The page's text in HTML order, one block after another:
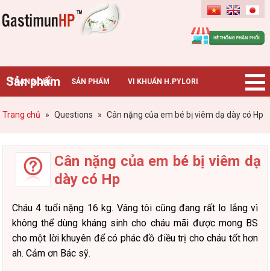
Gastimunhp
Sản phẩm
TRANG CHỦ SẢN PHẨM VI KHUẨN H.PYLORI
BỆNH DẠ DÀY TIN TỨC – SỰ KIỆN HƯỚNG DẪN MUA HÀNG
Trang chủ » Questions » Cân nặng của em bé bị viêm dạ dày có Hp
Cân nặng của em bé bị viêm dạ
dày có Hp
Cháu 4 tuổi nặng 16 kg. Vâng tôi cũng đang rất lo lắng vì
không thể dùng kháng sinh cho cháu mãi được mong BS
cho một lời khuyên để có phác đồ điều trị cho cháu tốt hơn
ah. Cảm ơn Bác sỹ.